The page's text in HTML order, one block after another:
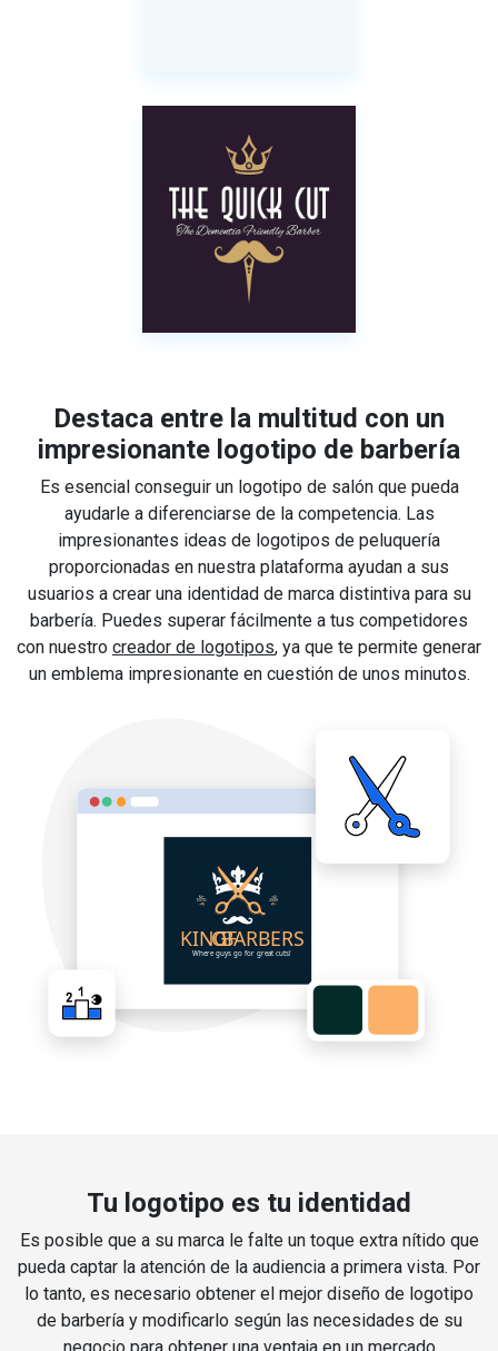
Destaca entre la multitud con un
impresionante logotipo de barbería
Es esencial conseguir un logotipo de salón que pueda
ayudarle a diferenciarse de la competencia. Las
impresionantes ideas de logotipos de peluquería
proporcionadas en nuestra plataforma ayudan a sus
usuarios a crear una identidad de marca distintiva para su
barbería. Puedes superar fácilmente a tus competidores
con nuestro creador de logotipos, ya que te permite generar
un emblema impresionante en cuestión de unos minutos.
Tu logotipo es tu identidad
Es posible que a su marca le falte un toque extra nítido que
pueda captar la atención de la audiencia a primera vista. Por
lo tanto, es necesario obtener el mejor diseño de logotipo
de barbería y modificarlo según las necesidades de su